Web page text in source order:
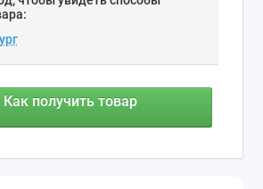
Как получить товар